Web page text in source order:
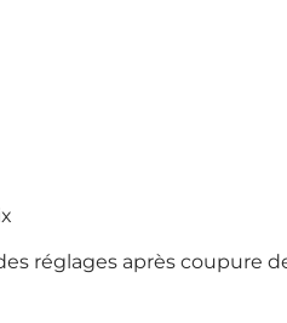
réglages après coupure